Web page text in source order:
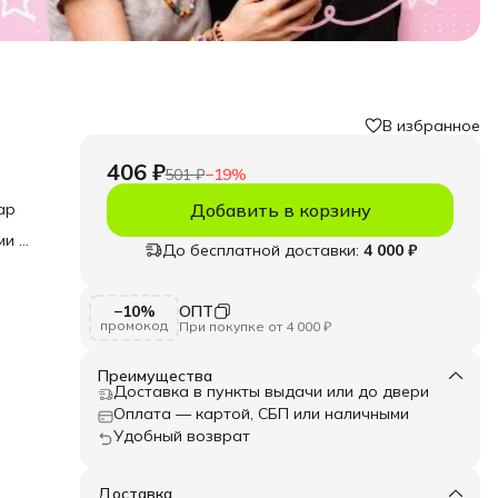
—
В избранное
406 ₽501 ₽−19%
Добавить в корзину
До бесплатной доставки: 4 000 ₽
−10%
промокод
ОПТ
При покупке от 4 000 ₽
Преимущества
Доставка в пункты выдачи или до двери
Оплата — картой, СБП или наличными
Удобный возврат
Доставка